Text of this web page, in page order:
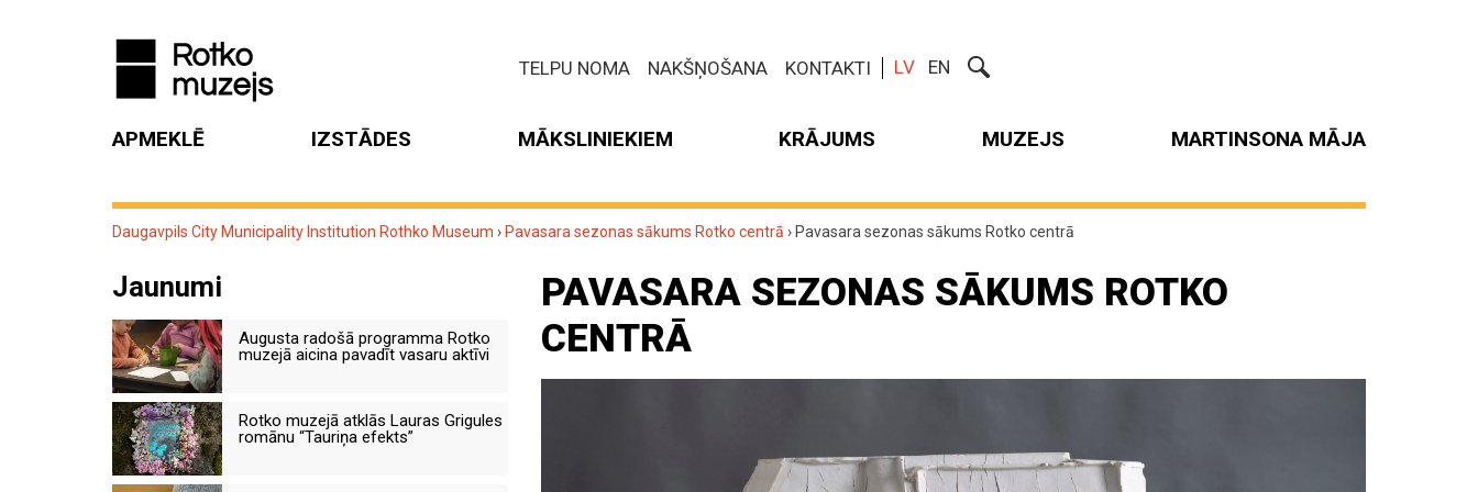
TELPU NOMA NAKŠŅOŠANA KONTAKTI LV EN
APMEKLĒ IZSTĀDES MĀKSLINIEKIEM KRĀJUMS MUZEJS MARTINSONA MĀJA
Daugavpils City Municipality Institution Rothko Museum ›Pavasara sezonas sākums Rotko centrā ›Pavasara sezonas sākums Rotko centrā
PAVASARA SEZONAS SĀKUMS ROTKO
CENTRĀ
Jaunumi
Augusta radošā programma Rotko
muzejā aicina pavadīt vasaru aktīvi
Rotko muzejā atklās Lauras Grigules
romānu “Tauriņa efekts”